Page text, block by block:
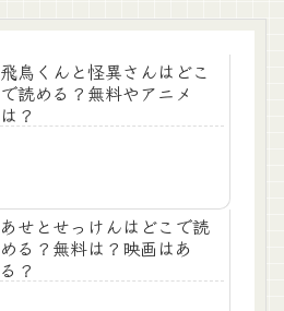
飛鳥くんと怪異さんはどこ
で読める？無料やアニメ
は？
あせとせっけんはどこで読
める？無料は？映画はあ
る？